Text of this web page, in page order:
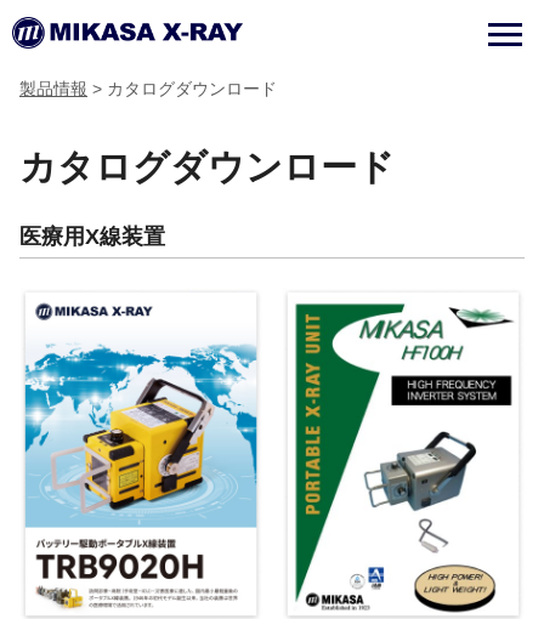
製品情報 > カタログダウンロード
カタログダウンロード
医療用X線装置